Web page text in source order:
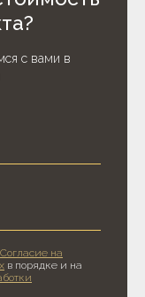
с вами в
Согласие на
в порядке и на